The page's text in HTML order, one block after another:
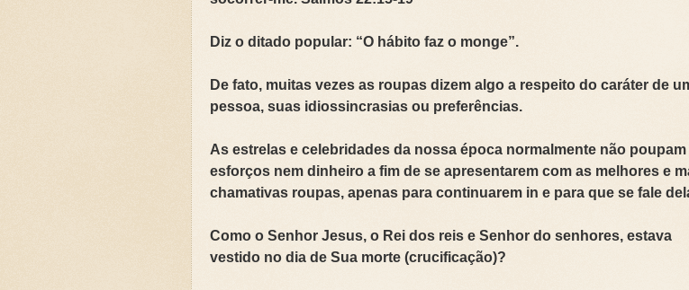
🌧️PRIMEIRA CAMPANHA: Caminhos de Gratidão e
📚TERCEIRA CAMPANHA 2026: As Doenças da Alma. Clique na
🛡️CAMPANHA: Superando Gigantes da Alma. Clique na letra G
🌧️A IMPORTÂNCIA DA VIDA DA IGREJA PARA A
Diz o ditado popular: “O hábito faz o monge”.
De fato, muitas vezes as roupas dizem algo a respeito do caráter de
pessoa, suas idiossincrasias ou preferências.
As estrelas e celebridades da nossa época normalmente não poupam
esforços nem dinheiro a fim de se apresentarem com as melhores e
chamativas roupas, apenas para continuarem in e para que se fale
Como o Senhor Jesus, o Rei dos reis e Senhor do senhores, estava
vestido no dia de Sua morte (crucificação)?